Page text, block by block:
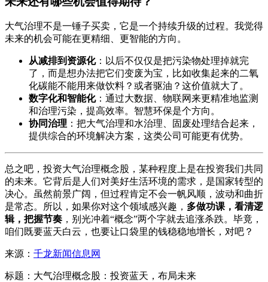
大气治理不是一锤子买卖，它是一个持续升级的过程。我觉得
未来的机会可能在更精细、更智能的方向。
从减排到资源化：以后不仅仅是把污染物处理掉就完
了，而是想办法把它们变废为宝，比如收集起来的二氧
化碳能不能用来做饮料？或者驱油？这价值就大了。
数字化和智能化：通过大数据、物联网来更精准地监测
和治理污染，提高效率。智慧环保是个方向。
协同治理 ：把大气治理和水治理、固废处理结合起来，
提供综合的环境解决方案，这类公司可能更有优势。
总之吧，投资大气治理概念股，某种程度上是在投资我们共同
的未来。它背后是人们对美好生活环境的需求，是国家转型的
决心。虽然前景广阔，但过程肯定不会一帆风顺，波动和曲折
是常态。所以，如果你对这个领域感兴趣， 多做功课，看清逻
辑，把握节奏 ，别光冲着“概念”两个字就去追涨杀跌。毕竟，
咱们既要蓝天白云，也要让口袋里的钱稳稳地增长，对吧？
来源： 千龙新闻信息网
标题：大气治理概念股：投资蓝天，布局未来